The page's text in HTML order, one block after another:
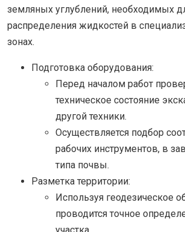
земляных углублений, необходимых
распределения жидкостей в
зонах.
Подготовка оборудования:
Перед началом работ
техническое состояние
другой техники.
Осуществляется подбор
рабочих инструментов, в
типа почвы.
Разметка территории:
Используя геодезическое
проводится точное